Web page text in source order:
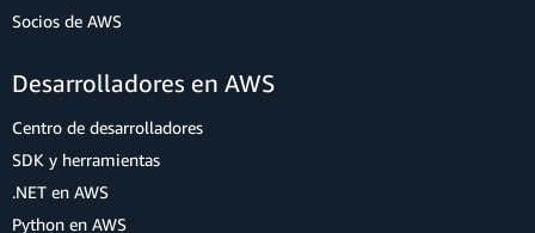
Socios de AWS
Desarrolladores en AWS
Centro de desarrolladores
SDK y herramientas
.NET en AWS
Python en AWS